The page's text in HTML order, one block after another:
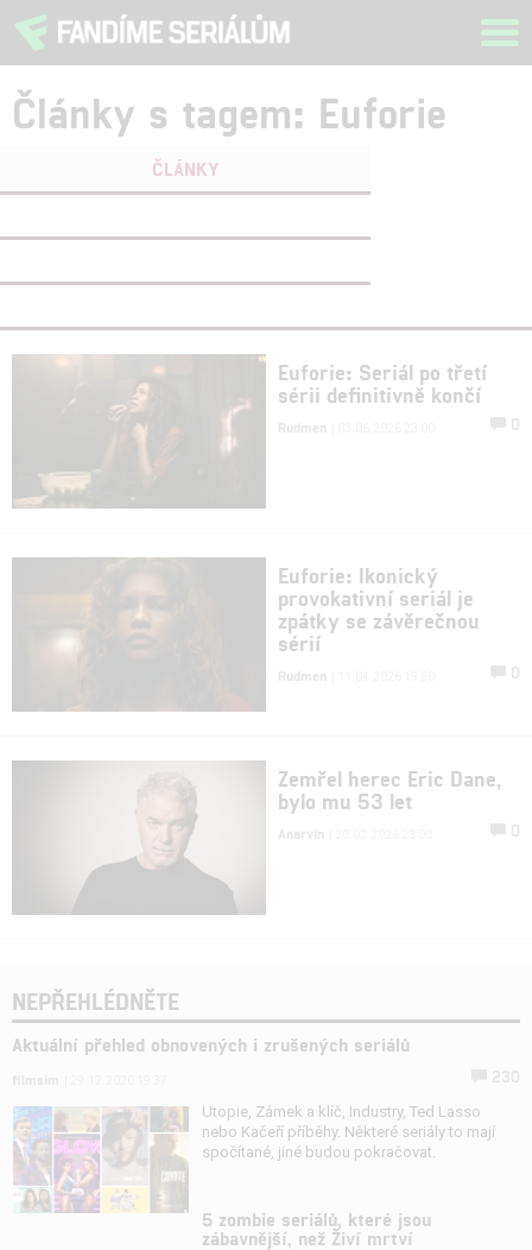
Články s tagem: Euforie
ČLÁNKY
Euforie: Seriál po třetí
sérii definitivně končí
Rudmen 0
Euforie: Ikonický
provokativní seriál je
zpátky se závěrečnou
sérií
Rudmen 0
Zemřel herec Eric Dane,
bylo mu 53 let
Anarvin 0
NEPŘEHLÉDNĚTE
Aktuální přehled obnovených i zrušených seriálů
Utopie, Zámek a klíč, Industry, Ted Lasso
nebo Kačeří příběhy. Některé seriály to mají
spočítané, jiné budou pokračovat.
5 zombie seriálů, které jsou
zábavnější, než Živí mrtví